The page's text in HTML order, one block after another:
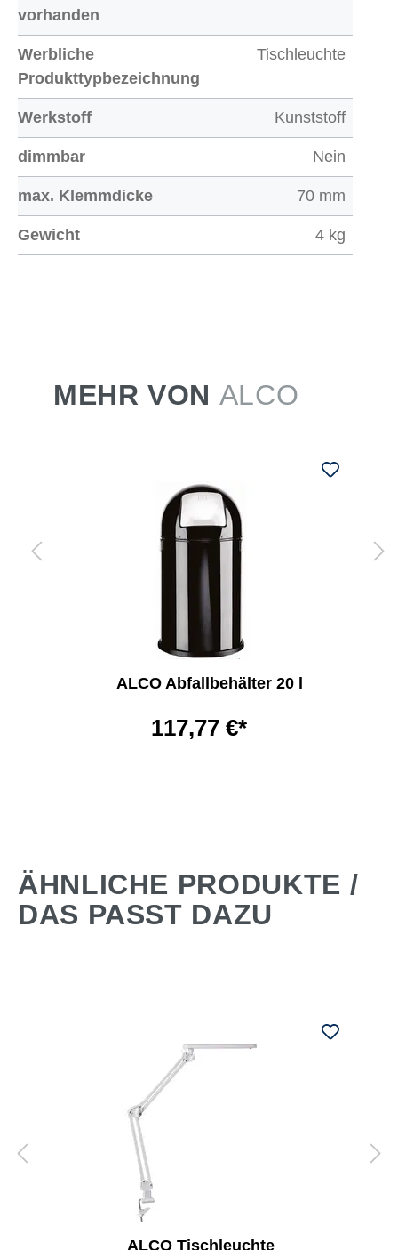
vorhanden
Werbliche
Produkttypbezeichnung
Tischleuchte
Werkstoff Kunststoff
dimmbar Nein
max. Klemmdicke 70 mm
Gewicht 4 kg
MEHR VON ALCO
ALCO Abfallbehälter 20 l
117,77 €*
ÄHNLICHE PRODUKTE /
DAS PASST DAZU
ALCO Tischleuchte